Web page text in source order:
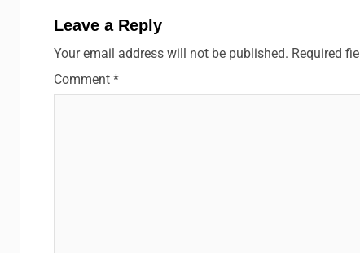
Leave a Reply
Your email address will not be published. Required
Comment *